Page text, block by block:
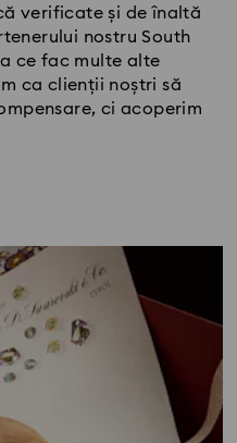
verificate și de înaltă
nostru South
ce fac multe alte
ca clienții noștri să
ci acoperim